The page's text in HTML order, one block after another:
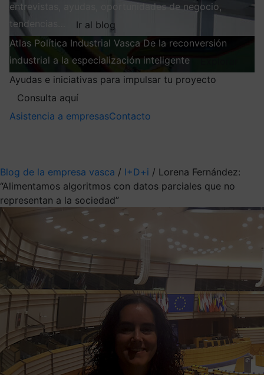
entrevistas, ayudas, oportunidades de negocio,
tendencias…
Ir al blog
Atlas Política Industrial Vasca De la reconversión
industrial a la especialización inteligente
Ayudas e iniciativas para impulsar tu proyecto
Consulta aquí
Asistencia a empresasContacto
Blog de la empresa vasca / I+D+i / Lorena Fernández:
“Alimentamos algoritmos con datos parciales que no
representan a la sociedad”